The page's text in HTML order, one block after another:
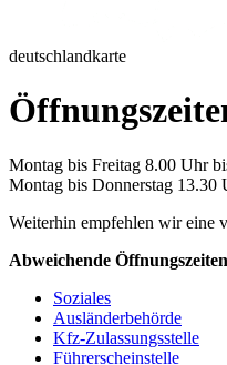
deutschlandkarte
Montag bis Freitag 8.00 Uhr
Montag bis Donnerstag 13.30
Weiterhin empfehlen wir eine
Abweichende Öffnungszeiten
Soziales
Ausländerbehörde
Kfz-Zulassungsstelle
Führerscheinstelle